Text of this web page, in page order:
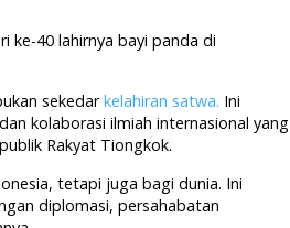
ke-40 lahirnya bayi panda di
sekedarkelahiran satwa. Ini
kolaborasi ilmiah internasional yang
Rakyat Tiongkok.
tetapi juga bagi dunia. Ini
diplomasi, persahabatan